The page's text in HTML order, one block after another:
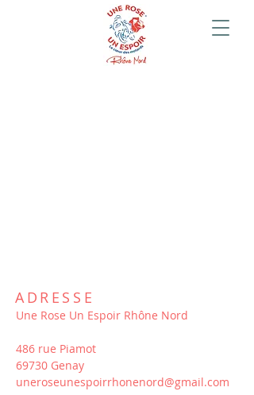
ADRESSE
Une Rose Un Espoir Rhône Nord
486 rue Piamot
69730 Genay
uneroseunespoirrhonenord@gmail.com